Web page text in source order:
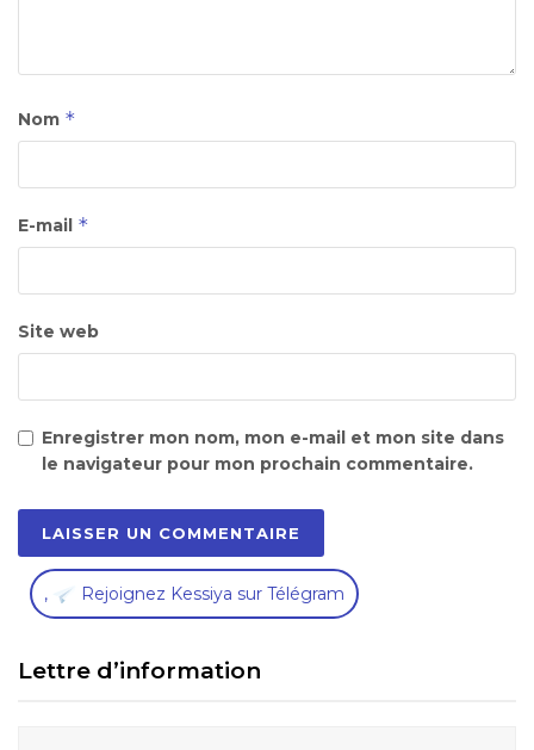
Nom *
E-mail *
Site web
Enregistrer mon nom, mon e-mail et mon site dans
le navigateur pour mon prochain commentaire.
, Rejoignez Kessiya sur Télégram
Lettre d’information